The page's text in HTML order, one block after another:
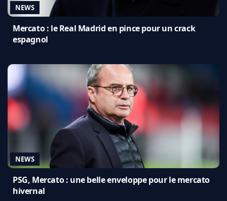
NEWS
Mercato : le Real Madrid en pince pour un crack
espagnol
NEWS
PSG, Mercato : une belle enveloppe pour le mercato
hivernal